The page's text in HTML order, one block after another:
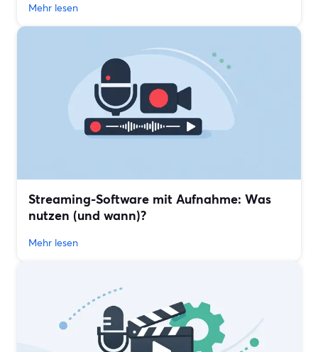
Mehr lesen
Streaming-Software mit Aufnahme: Was
nutzen (und wann)?
Mehr lesen